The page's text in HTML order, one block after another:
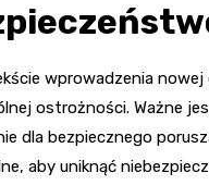
wprowadzenia
ostrożności. Ważne
dla bezpiecznego
aby uniknąć